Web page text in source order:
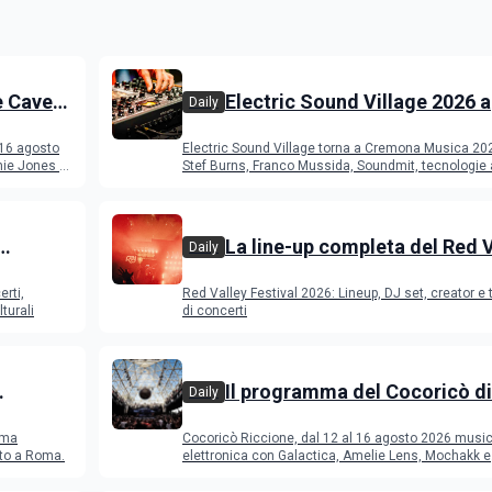
Cave
agosto
Jones e
Daily Electric Sound Village 2026 a
Young Band Contest, il
Electric Sound Village torna a Cremona Musica
Stef Burns, Franco Mussida, Soundmit, tecnologie
Daily La line-up completa del Red
Red Valley Festival 2026: Lineup, DJ set, creator e
di concerti
a Roma.
Daily Il programma del Cocoricò di
Cocoricò Riccione, dal 12 al 16 agosto 2026
elettronica con Galactica, Amelie Lens, Mochakk e